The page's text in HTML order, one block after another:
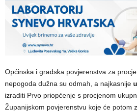
Općinska i gradska povjerenstva za
nepogoda dužna su odmah, a najkasnije
izraditi Prvo priopćenje s procjenom
Županijskom povjerenstvu koje će potom